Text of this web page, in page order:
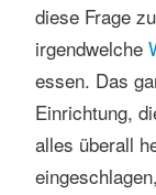
diese Frage
irgendwelche
essen. Das
Einrichtung,
alles überall